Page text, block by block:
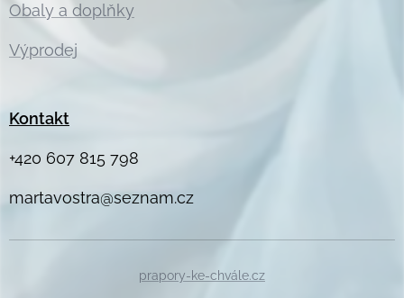
Obaly a doplňky
Výprodej
Kontakt
+420 607 815 798
martavostra@seznam.cz
prapory-ke-chvále.cz